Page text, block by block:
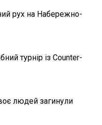
рух на Набережно-
турнір із Counter-
людей загинули